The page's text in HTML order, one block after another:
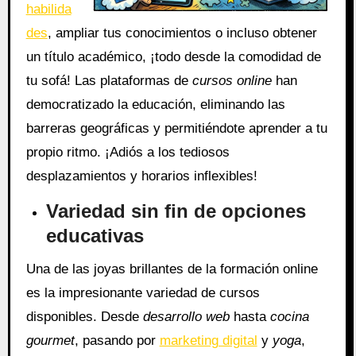
habilida
des, ampliar tus conocimientos o incluso obtener
un título académico, ¡todo desde la comodidad de
tu sofá! Las plataformas de cursos onlinehan
democratizado la educación, eliminando las
barreras geográficas y permitiéndote aprender a tu
propio ritmo. ¡Adiós a los tediosos
desplazamientos y horarios inflexibles!
Variedad sin fin de opciones
educativas
Una de las joyas brillantes de la formación online
es la impresionante variedad de cursos
disponibles. Desde desarrollo webhasta cocina
gourmet, pasando por marketing digital y yoga,